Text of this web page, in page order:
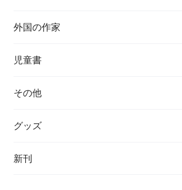
外国の作家
チェコ
ハンガリー
その他
ポーランド
児童書
その他
グッズ
新刊